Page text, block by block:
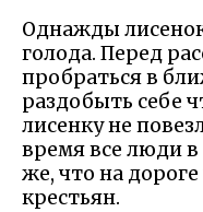
Однажды
голода. Перед
пробраться в
раздобыть себе
лисенку не
время все люди в
же, что на
крестьян.